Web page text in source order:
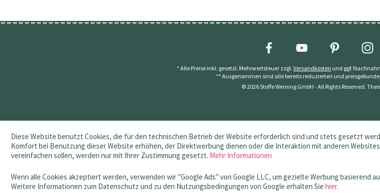
* Alle Preise inkl. gesetzl. Mehrwertsteuer zzgl. Versandkosten und ggf.
** Ausgenommen sind alle bereits reduzierten und
© 2026 Stoffe Werning GmbH - All Rights Reserved.
Diese Website benutzt Cookies, die für den technischen Betrieb der Website erforderlich sind und stets gesetzt
Komfort bei Benutzung dieser Website erhöhen, der Direktwerbung dienen oder die Interaktion mit anderen
vereinfachen sollen, werden nur mit Ihrer Zustimmung gesetzt. Mehr Informationen
Wenn alle Cookies akzeptiert werden, verwenden wir "Google Ads" von Google LLC, um gezielte Werbung basierend
Weitere Informationen zum Datenschutz und zu den Nutzungsbedingungen von Google erhalten Sie hier.